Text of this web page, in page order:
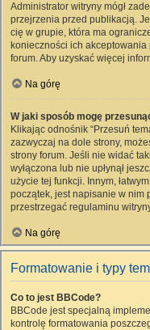
Administrator witryny mógł
przejrzenia przed publikacją.
cię w grupie, która ma
konieczności ich
forum. Aby uzyskać więcej
Na górę
W jaki sposób mogę
Klikając odnośnik “Przesuń
zazwyczaj na dole strony,
strony forum. Jeśli nie widać
wyłączona lub nie upłynął
użycie tej funkcji. Innym,
początek, jest napisanie w nim
przestrzegać regulaminu
Na górę
Formatowanie i typy
Co to jest BBCode?
BBCode jest specjalną
kontrolę formatowania